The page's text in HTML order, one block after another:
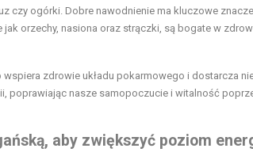
czy ogórki. Dobre nawodnienie ma kluczowe
orzechy, nasiona oraz strączki, są bogate w
zdrowie układu pokarmowego i dostarcza
poprawiając nasze samopoczucie i witalność
aby zwiększyć poziom